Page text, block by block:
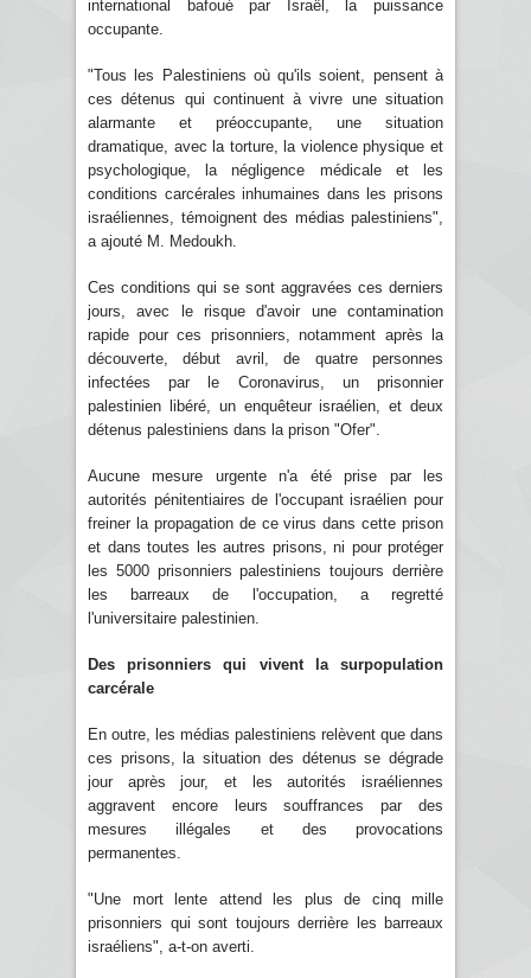
international bafoué par Israël, la puissance
occupante.
"Tous les Palestiniens où qu'ils soient, pensent à
ces détenus qui continuent à vivre une situation
alarmante et préoccupante, une situation
dramatique, avec la torture, la violence physique et
psychologique, la négligence médicale et les
conditions carcérales inhumaines dans les prisons
israéliennes, témoignent des médias palestiniens",
a ajouté M. Medoukh.
Ces conditions qui se sont aggravées ces derniers
jours, avec le risque d'avoir une contamination
rapide pour ces prisonniers, notamment après la
découverte, début avril, de quatre personnes
infectées par le Coronavirus, un prisonnier
palestinien libéré, un enquêteur israélien, et deux
détenus palestiniens dans la prison "Ofer".
Aucune mesure urgente n'a été prise par les
autorités pénitentiaires de l'occupant israélien pour
freiner la propagation de ce virus dans cette prison
et dans toutes les autres prisons, ni pour protéger
les 5000 prisonniers palestiniens toujours derrière
les barreaux de l'occupation, a regretté
l'universitaire palestinien.
Des prisonniers qui vivent la surpopulation
carcérale
En outre, les médias palestiniens relèvent que dans
ces prisons, la situation des détenus se dégrade
jour après jour, et les autorités israéliennes
aggravent encore leurs souffrances par des
mesures illégales et des provocations
permanentes.
"Une mort lente attend les plus de cinq mille
prisonniers qui sont toujours derrière les barreaux
israéliens", a-t-on averti.